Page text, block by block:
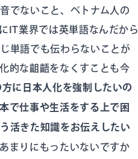
でないこと、ベトナム人の
IT業界では英単語なんだから
単語でも伝わらないことが
的な齟齬をなくすことも今
に日本人化を強制したいの
で仕事や生活をする上で困
活きた知識をお伝えしたい
まりにもったいないですか